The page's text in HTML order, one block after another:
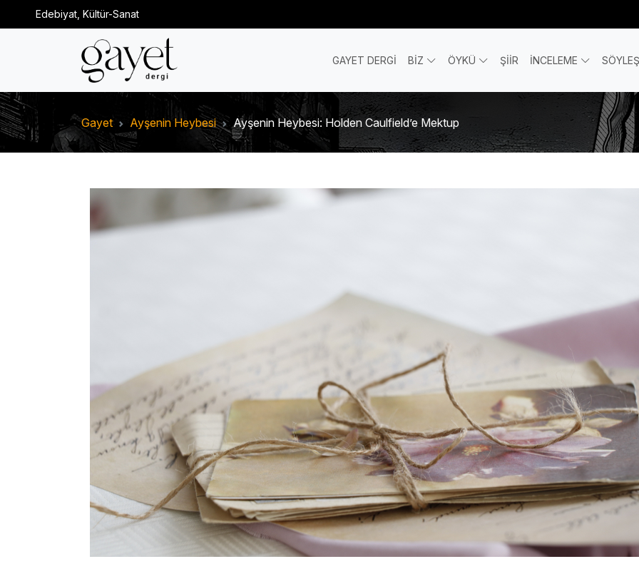
Edebiyat, Kültür-Sanat
GAYET DERGİ BİZ ÖYKÜ ŞİİR İNCELEME
Gayet Ayşenin Heybesi Ayşenin Heybesi: Holden Caulfield’e Mektup